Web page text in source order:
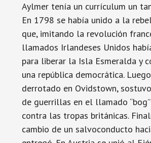
Aylmer tenía un currículum un
En 1798 se había unido a la
que, imitando la revolución
llamados Irlandeses Unidos
para liberar la Isla Esmeralda y
una república democrática.
derrotado en Ovidstown,
de guerrillas en el llamado
contra las tropas británicas.
cambio de un salvoconducto